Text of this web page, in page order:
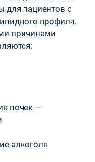
для пациентов с
профиля.
причинами
почек —
алкоголя